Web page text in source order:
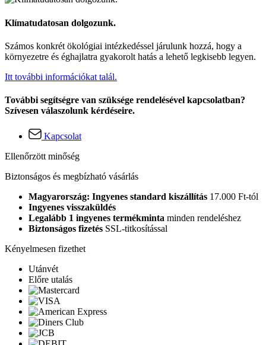
Klímatudatosan dolgozunk.
Számos konkrét ökológiai intézkedéssel járulunk hozzá, hogy a
környezetre és éghajlatra gyakorolt hatás a lehető legkisebb legyen.
Itt további információkat talál.
További segítségre van szüksége rendelésével kapcsolatban?
Szívesen válaszolunk kérdéseire.
Kapcsolat
Ellenőrzött minőség
Biztonságos és megbízható vásárlás
Magyarország: Ingyenes standard kiszállítás 17.000 Ft-tól
Ingyenes visszaküldés
Legalább 1 ingyenes termékminta minden rendeléshez
Biztonságos fizetés SSL-titkosítással
Kényelmesen fizethet
Utánvét
Előre utalás